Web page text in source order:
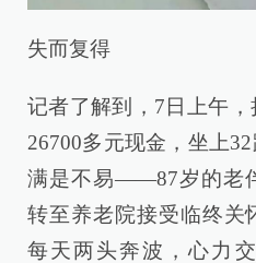
失而复得
记者了解到，7日上午
26700多元现金，坐上
满是不易——87岁的老
转至养老院接受临终关
每天两头奔波，心力